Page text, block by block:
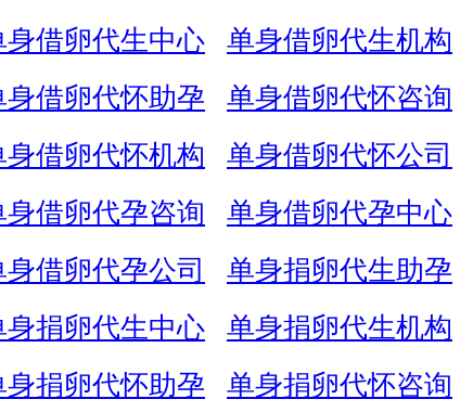
身借卵代生中心
单身借卵代生机构
身借卵代怀助孕
单身借卵代怀咨询
身借卵代怀机构
单身借卵代怀公司
身借卵代孕咨询
单身借卵代孕中心
身借卵代孕公司
单身捐卵代生助孕
身捐卵代生中心
单身捐卵代生机构
身捐卵代怀助孕
单身捐卵代怀咨询